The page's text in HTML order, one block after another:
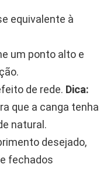
equivalente à
um ponto alto e
de rede. Dica:
que a canga tenha
natural.
desejado,
fechados